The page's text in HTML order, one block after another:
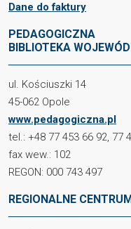
Dane do faktury
PEDAGOGICZNA
BIBLIOTEKA
ul. Kościuszki 14
45-062 Opole
www.pedagogiczna.pl
tel.: +48 77 453 66 92, 77
fax wew.: 102
REGON: 000 743 497
REGIONALNE